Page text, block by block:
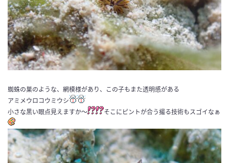
蜘蛛の巣のような、網模様があり、この子もまた透明感がある
アミメウロコウミウシ
小さな黒い眼点見えますか～
そこにピントが合う撮る技術もスゴイなぁ